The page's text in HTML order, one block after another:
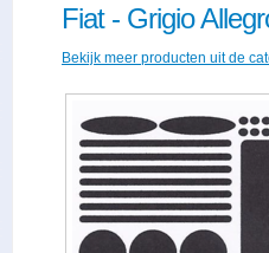
Fiat - Grigio
Bekijk meer producten uit de